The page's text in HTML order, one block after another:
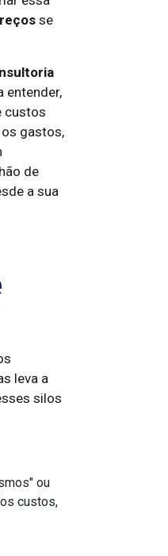
se
entender,
custos
gastos,
de
a sua
leva a
silos
ou
custos,